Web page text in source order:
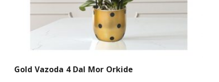
Gold Vazoda 4 Dal Mor Orkide